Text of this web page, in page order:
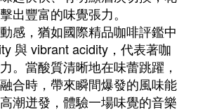
出豐富的味覺張力。
感，猶如國際精品咖啡評鑑中
與 vibrant acidity，代表著咖
。當酸質清晰地在味蕾跳躍，
合時，帶來瞬間爆發的風味能
潮迸發，體驗一場味覺的音樂